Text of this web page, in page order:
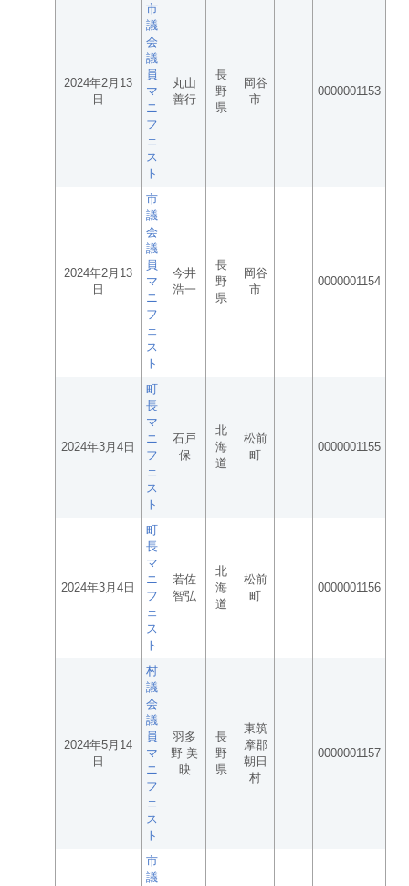
2024年2月13
日
市
議
会
議
員
マ
ニ
フ
ェ
ス
ト
丸山
善行
長
野
県
岡谷
市
0000001153
2024年2月13
日
市
議
会
議
員
マ
ニ
フ
ェ
ス
ト
今井
浩一
長
野
県
岡谷
市
0000001154
2024年3月4日
町
長
マ
ニ
フ
ェ
ス
ト
石戸
保
北
海
道
松前
町
0000001155
2024年3月4日
町
長
マ
ニ
フ
ェ
ス
ト
若佐
智弘
北
海
道
松前
町
0000001156
2024年5月14
日
村
議
会
議
員
マ
ニ
フ
ェ
ス
ト
羽多
野 美
映
長
野
県
東筑
摩郡
朝日
村
0000001157
市
議